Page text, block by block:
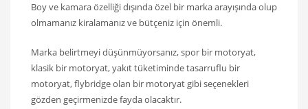
Boy ve kamara özelliği dışında özel bir marka arayışında olup
olmamanız kiralamanız ve bütçeniz için önemli.
Marka belirtmeyi düşünmüyorsanız, spor bir motoryat,
klasik bir motoryat, yakıt tüketiminde tasarruflu bir
motoryat, flybridge olan bir motoryat gibi seçenekleri
gözden geçirmenizde fayda olacaktır.